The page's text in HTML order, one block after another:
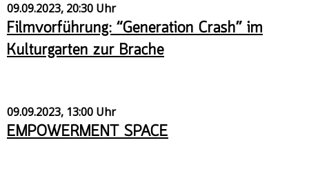
Organisation
Mitarbeit
Räume mieten
09.09.2023, 20:30 Uhr
Filmvorführung: “Generation Crash” im
Kulturgarten zur Brache
09.09.2023, 13:00 Uhr
EMPOWERMENT SPACE